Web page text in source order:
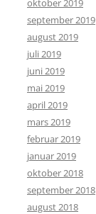
oktober 2019
september 2019
august 2019
juli 2019
juni 2019
mai 2019
april 2019
mars 2019
februar 2019
januar 2019
oktober 2018
september 2018
august 2018